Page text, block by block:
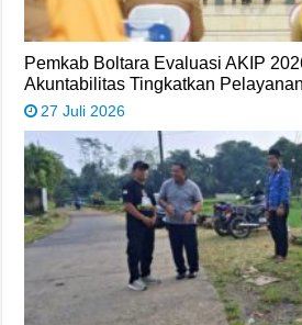
Pemkab Boltara Evaluasi AKIP
Akuntabilitas Tingkatkan
27 Juli 2026